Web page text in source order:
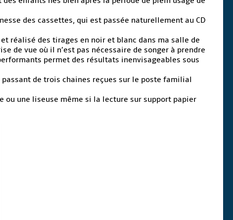
des cassettes, qui est passée naturellement au CD
réalisé des tirages en noir et blanc dans ma salle de
de vue où il n’est pas nécessaire de songer à prendre
permet des résultats inenvisageables sous
de trois chaines reçues sur le poste familial
une liseuse même si la lecture sur support papier